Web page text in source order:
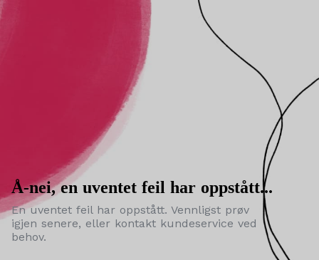
Å-nei, en uventet feil har oppstått...
En uventet feil har oppstått. Vennligst prøv
igjen senere, eller kontakt kundeservice ved
behov.